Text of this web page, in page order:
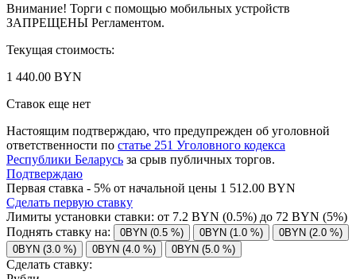
Внимание! Торги с помощью мобильных устройств
ЗАПРЕЩЕНЫ Регламентом.
Текущая стоимость:
1 440.00 BYN
Ставок еще нет
Настоящим подтверждаю, что предупрежден об уголовной
ответственности по статье 251 Уголовного кодекса
Республики Беларусь за срыв публичных торгов.
Подтверждаю
Первая ставка - 5% от начальной цены 1 512.00 BYN
Сделать первую ставку
Лимиты установки ставки: от 7.2 BYN (0.5%) до 72 BYN (5%)
Поднять ставку на:
0BYN (0.5 %) 0BYN (1.0 %)
0BYN (2.0 %)
0BYN (3.0 %)
0BYN (4.0 %) 0BYN (5.0 %)
Сделать ставку: